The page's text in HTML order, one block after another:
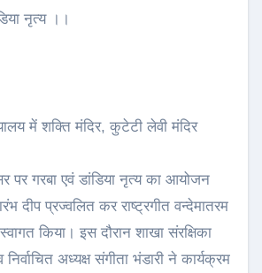
नृत्य ।।
में शक्ति मंदिर, कुटेटी लेवी मंदिर
पर गरबा एवं डांडिया नृत्य का आयोजन
दीप प्रज्वलित कर राष्ट्रगीत वन्देमातरम
किया। इस दौरान शाखा संरक्षिका
अध्यक्ष संगीता भंडारी ने कार्यक्रम